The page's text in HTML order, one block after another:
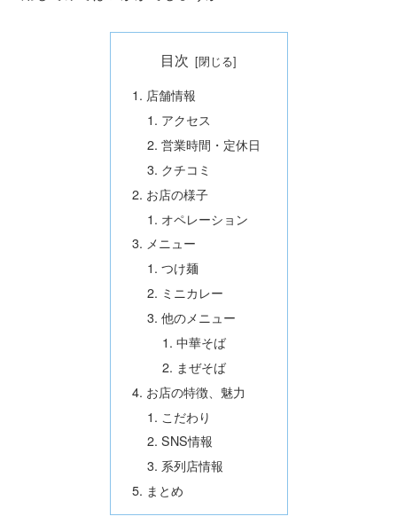
目次
店舗情報
アクセス
営業時間・定休日
クチコミ
お店の様子
オペレーション
メニュー
つけ麺
ミニカレー
他のメニュー
中華そば
まぜそば
お店の特徴、魅力
こだわり
SNS情報
系列店情報
まとめ